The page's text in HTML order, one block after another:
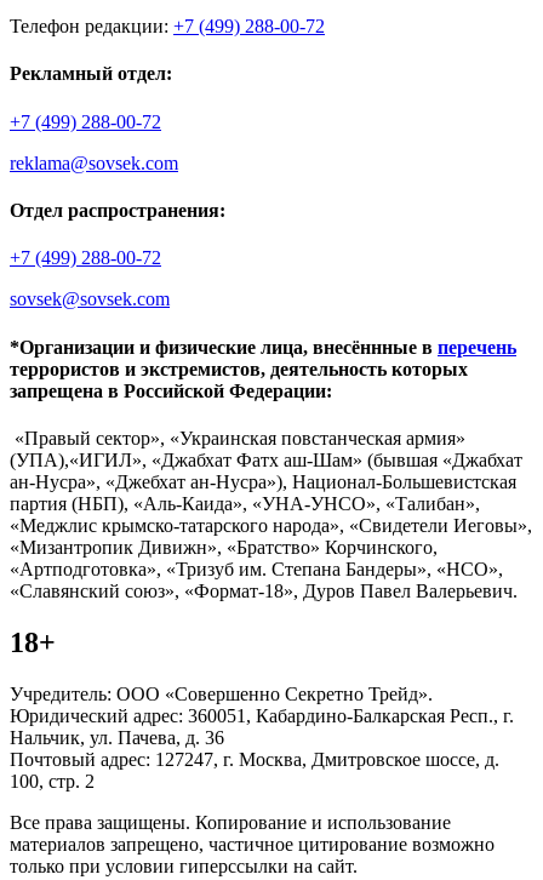
Телефон редакции: +7 (499) 288-00-72
Рекламный отдел:
+7 (499) 288-00-72
reklama@sovsek.com
Отдел распространения:
+7 (499) 288-00-72
sovsek@sovsek.com
*Организации и физические лица, внесённные в перечень
террористов и экстремистов, деятельность которых
запрещена в Российской Федерации:
«Правый сектор», «Украинская повстанческая армия»
(УПА),«ИГИЛ», «Джабхат Фатх аш-Шам» (бывшая «Джабхат
ан-Нусра», «Джебхат ан-Нусра»), Национал-Большевистская
партия (НБП), «Аль-Каида», «УНА-УНСО», «Талибан»,
«Меджлис крымско-татарского народа», «Свидетели Иеговы»,
«Мизантропик Дивижн», «Братство» Корчинского,
«Артподготовка», «Тризуб им. Степана Бандеры», «НСО»,
«Славянский союз», «Формат-18», Дуров Павел Валерьевич.
18+
Учредитель: ООО «Совершенно Секретно Трейд».
Юридический адрес: 360051, Кабардино-Балкарская Респ., г.
Нальчик, ул. Пачева, д. 36
Почтовый адрес: 127247, г. Москва, Дмитровское шоссе, д.
100, стр. 2
Все права защищены. Копирование и использование
материалов запрещено, частичное цитирование возможно
только при условии гиперссылки на сайт.